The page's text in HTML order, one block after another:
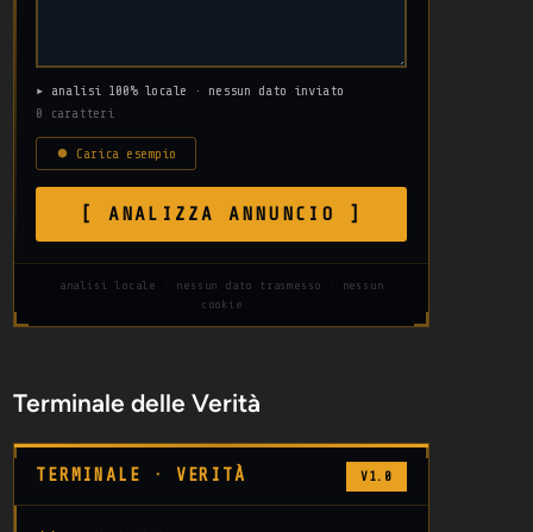
▸ analisi 100% locale · nessun dato inviato
0 caratteri
⏺ Carica esempio
[ ANALIZZA ANNUNCIO ]
analisi locale · nessun dato trasmesso · nessun
cookie
Terminale delle Verità
TERMINALE · VERITÀ V1.0